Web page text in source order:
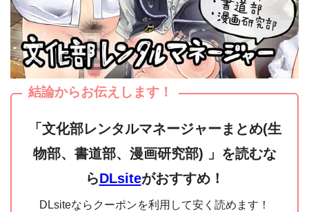
結論からお伝えします！
「文化部レンタルマネージャーまとめ(生
物部、書道部、漫画研究部) 」を読むな
らDLsiteがおすすめ！
DLsiteならクーポンを利用して安く読めます！